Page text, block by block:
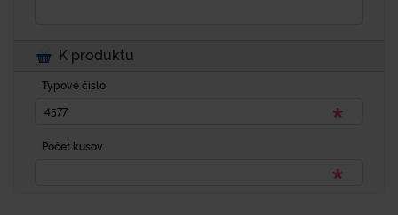
K produktu
Typové číslo
Počet kusov